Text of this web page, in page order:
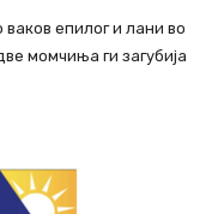
ваков епилог и лани во
момчиња ги загубија